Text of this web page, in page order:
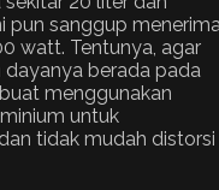
pun sanggup
watt. Tentunya, agar
berada pada
menggunakan
untuk
tidak mudah distorsi